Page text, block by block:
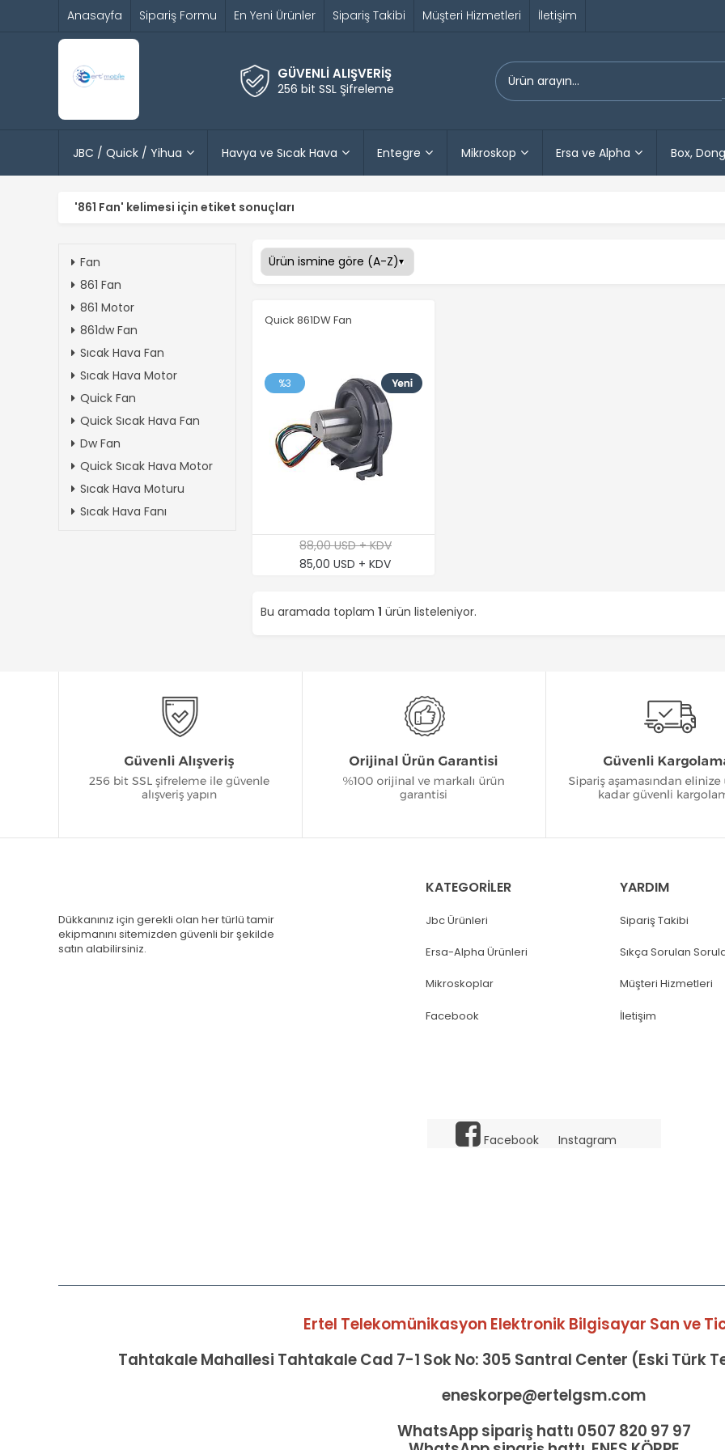
Anasayfa Sipariş Formu En Yeni Ürünler Sipariş Takibi Müşteri Hizmetleri İletişim
GÜVENLİ ALIŞVERİŞ
256 bit SSL Şifreleme
JBC / Quick / Yihua Havya ve Sıcak Hava Entegre Mikroskop Ersa ve Alpha Box,
'861 Fan' kelimesi için etiket sonuçları
Fan
861 Fan
861 Motor
861dw Fan
Sıcak Hava Fan
Sıcak Hava Motor
Quick Fan
Quick Sıcak Hava Fan
Dw Fan
Quick Sıcak Hava Motor
Sıcak Hava Moturu
Sıcak Hava Fanı
Quick 861DW Fan
%3
88,00 USD + KDV
85,00 USD + KDV
Bu aramada toplam 1 ürün listeleniyor.
Dükkanınız için gerekli olan her türlü tamir
ekipmanını sitemizden güvenli bir şekilde
satın alabilirsiniz.
KATEGORİLER
Jbc Ürünleri
Ersa-Alpha Ürünleri
Mikroskoplar
Facebook
YARDIM
Sipariş Takibi
Sıkça Sorulan
Müşteri Hizmetleri
İletişim
Facebook Instagram
Ertel Telekomünikasyon Elektronik Bilgisayar San ve
Tahtakale Mahallesi Tahtakale Cad 7-1 Sok No: 305 Santral Center (Eski Türk
eneskorpe@ertelgsm.com
WhatsApp sipariş hattı 0507 820 97 97